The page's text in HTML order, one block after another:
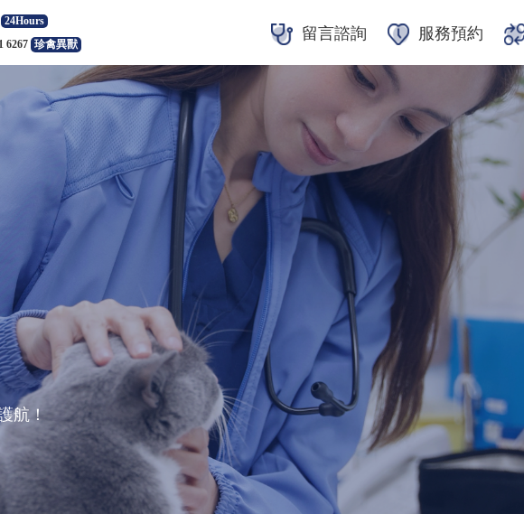
24Hours
6267 珍禽異獸
留言諮詢 服務預約
航！